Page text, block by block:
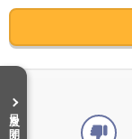
目次を開く